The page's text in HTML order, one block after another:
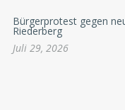
Bürgerprotest gegen
Riederberg
Juli 29, 2026